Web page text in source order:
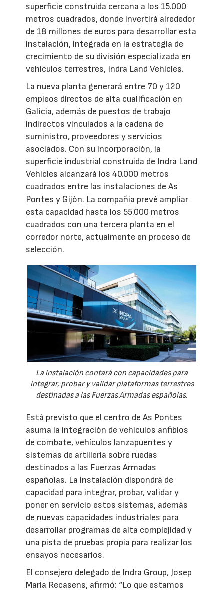
superficie construida cercana a los 15.000
metros cuadrados, donde invertirá alrededor
de 18 millones de euros para desarrollar esta
instalación, integrada en la estrategia de
crecimiento de su división especializada en
vehículos terrestres, Indra Land Vehicles.
La nueva planta generará entre 70 y 120
empleos directos de alta cualificación en
Galicia, además de puestos de trabajo
indirectos vinculados a la cadena de
suministro, proveedores y servicios
asociados. Con su incorporación, la
superficie industrial construida de Indra Land
Vehicles alcanzará los 40.000 metros
cuadrados entre las instalaciones de As
Pontes y Gijón. La compañía prevé ampliar
esta capacidad hasta los 55.000 metros
cuadrados con una tercera planta en el
corredor norte, actualmente en proceso de
selección.
La instalación contará con capacidades para
integrar, probar y validar plataformas terrestres
destinadas a las Fuerzas Armadas españolas.
Está previsto que el centro de As Pontes
asuma la integración de vehículos anfibios
de combate, vehículos lanzapuentes y
sistemas de artillería sobre ruedas
destinados a las Fuerzas Armadas
españolas. La instalación dispondrá de
capacidad para integrar, probar, validar y
poner en servicio estos sistemas, además
de nuevas capacidades industriales para
desarrollar programas de alta complejidad y
una pista de pruebas propia para realizar los
ensayos necesarios.
El consejero delegado de Indra Group, Josep
María Recasens, afirmó: “Lo que estamos